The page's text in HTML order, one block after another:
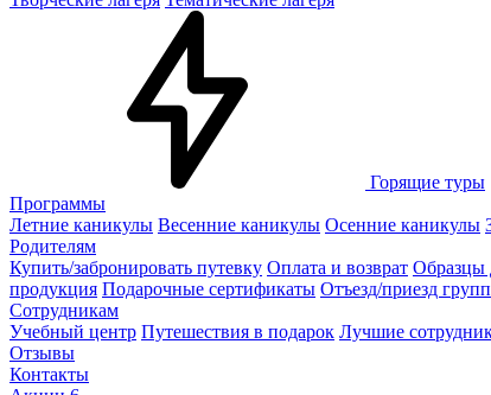
Горящие туры
Программы
Летние каникулы Весенние каникулы Осенние каникулы
Родителям
Купить/забронировать путевку Оплата и возврат Образцы
продукция Подарочные сертификаты Отъезд/приезд групп
Сотрудникам
Учебный центр Путешествия в подарок Лучшие
Отзывы
Контакты